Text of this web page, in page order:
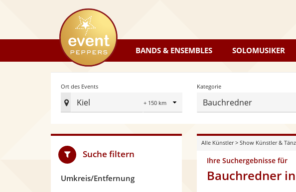
eventpeppers
BANDS & ENSEMBLES SOLOMUSIKER
Ort des Events
Kiel
Radius
Ort
Events
festlegen
Kategorie
Bauchredner
Alle Künstler> Show Künstler &
Ihre Suchergebnisse für
Bauchredner
Suche filtern
Umkreis/Entfernung